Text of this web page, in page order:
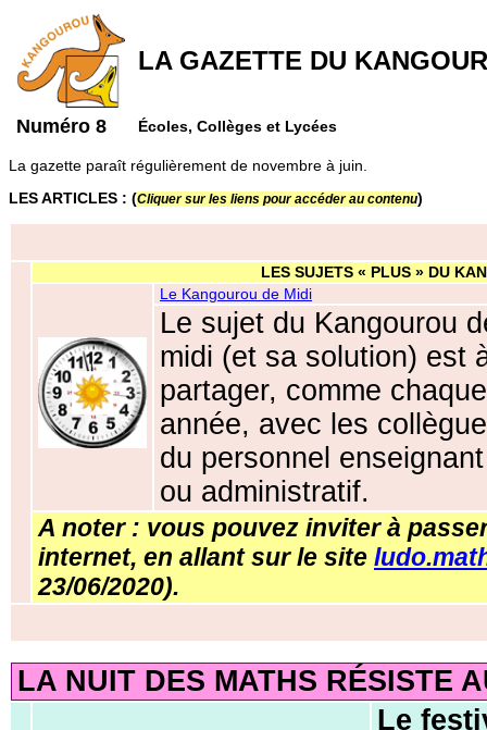
LA GAZETTE DU
Numéro 8 Écoles, Collèges et Lycées
La gazette paraît régulièrement de novembre à juin.
LES ARTICLES : (Cliquer sur les liens pour accéder au contenu)
LES SUJETS « PLUS » DU
Le Kangourou de Midi
Le sujet du Kangourou
midi (et sa solution) est
partager, comme chaque
année, avec les
du personnel enseignant
ou administratif.
A noter : vous pouvez inviter à
internet, en allant sur le site
23/06/2020).
LA NUIT DES MATHS RÉSISTE
Le